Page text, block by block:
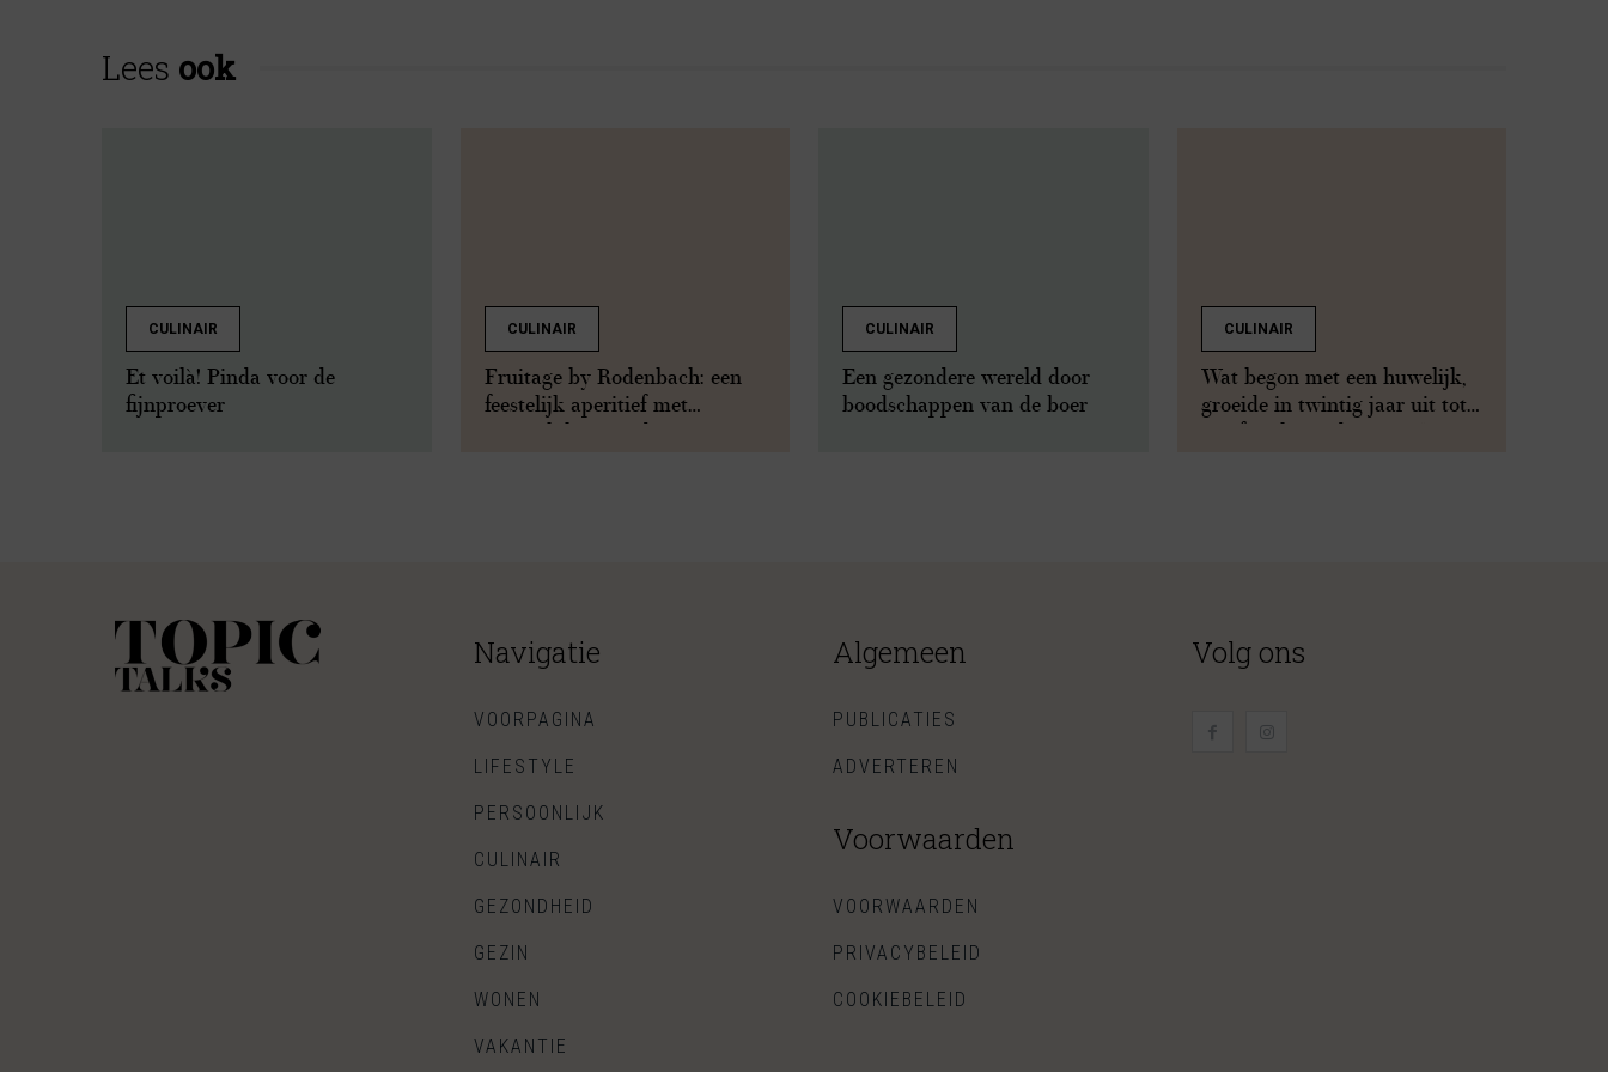
Lees ook
CULINAIR
Et voilà! Pinda voor de
fijnproever
CULINAIR
Fruitage by Rodenbach: een
feestelijk aperitief met
CULINAIR
Een gezondere wereld door
boodschappen van de boer
CULINAIR
Wat begon met een huwelijk,
groeide in twintig jaar uit tot
Navigatie
VOORPAGINA
LIFESTYLE
PERSOONLIJK
CULINAIR
GEZONDHEID
GEZIN
WONEN
VAKANTIE
Algemeen
PUBLICATIES
ADVERTEREN
Voorwaarden
VOORWAARDEN
PRIVACYBELEID
COOKIEBELEID
Volg ons